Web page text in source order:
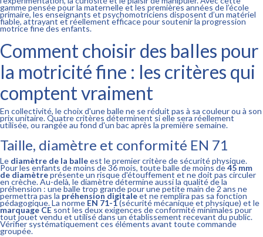
gamme pensée pour la maternelle et les premières années de l’école
primaire, les enseignants et psychomotriciens disposent d’un matériel
fiable, attrayant et réellement efficace pour soutenir la progression
motrice fine des enfants.
Comment choisir des balles pour
la motricité fine : les critères qui
comptent vraiment
En collectivité, le choix d'une balle ne se réduit pas à sa couleur ou à son
prix unitaire. Quatre critères déterminent si elle sera réellement
utilisée, ou rangée au fond d'un bac après la première semaine.
Taille, diamètre et conformité EN 71
Le diamètre de la balleest le premier critère de sécurité physique.
Pour les enfants de moins de 36 mois, toute balle de moins de45 mm
de diamètreprésente un risque d'étouffement et ne doit pas circuler
en crèche. Au-delà, le diamètre détermine aussi la qualité de la
préhension : une balle trop grande pour une petite main de 2 ans ne
permettra pas la préhension digitaleet ne remplira pas sa fonction
pédagogique. La norme EN 71-1(sécurité mécanique et physique) et le
marquage CE sont les deux exigences de conformité minimales pour
tout jouet vendu et utilisé dans un établissement recevant du public.
Vérifier systématiquement ces éléments avant toute commande
groupée.